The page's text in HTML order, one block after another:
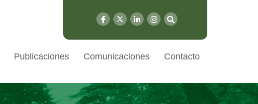
Publicaciones Comunicaciones Contacto